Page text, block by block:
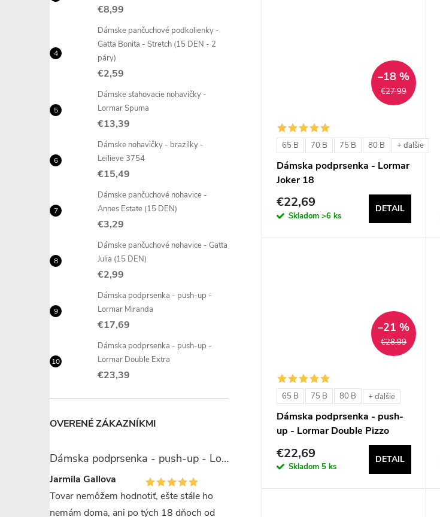
€8,99
Dámske pančuchové podkolienky -
Gatta Bonita - Stretch (15 DEN - 2
páry)
€2,59
Dámske sťahovacie nohavičky -
Lormar Spuma
€13,39
Dámske nohavičky - brazilky -
Leilieve 3754
€15,49
Dámske pančuchové nohavice -
Annes Estate (15 DEN)
€3,29
Dámske pančuchové nohavice - Gatta
Julia (15 DEN)
€2,99
Dámska podprsenka - push-up -
Lormar Miranda
€17,69
Dámska podprsenka - push-up -
Lormar Double Extra
€23,39
OVERENÉ ZÁKAZNÍKMI
Dámska podprsenka - push-up - Lormar Miranda
Jarmila Gallova
Tovar nemôžem hodnotiť, ešte stále ho
nemám doma, ani po tých 18 dňoch od
€27,99
–18 %
65 B 70 B 75 B 80 B + ďalšie
Dámska podprsenka - Lormar
Joker 18
€22,69
Skladom >6 ks
DETAIL
€28,99
–21 %
65 B 75 B 80 B + ďalšie
Dámska podprsenka - push-
up - Lormar Double Pizzo
€22,69
Skladom 5 ks
DETAIL